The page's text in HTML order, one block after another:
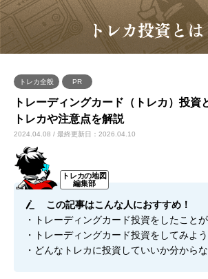
イベント大会情報
トレカの地図について
カードショップオーナーの方へ
お問い合わせ
トレカ全般 PR
トレーディングカード（トレカ）投資
トレカや注意点を解説
2024.04.08 / 最終更新日：2026.04.10
この記事はこんな人におすすめ！
・トレーディングカード投資をしたこと
・トレーディングカード投資をしてみよ
・どんなトレカに投資していいか分から